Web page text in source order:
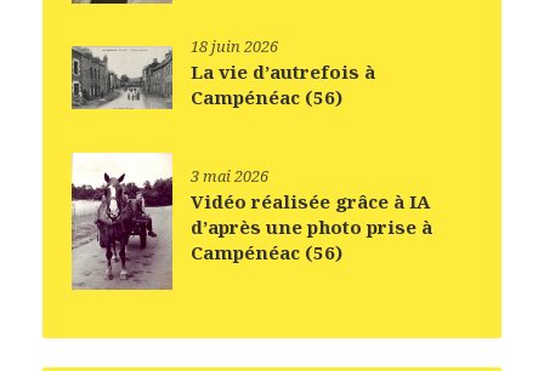
18 juin 2026
La vie d’autrefois à
Campénéac (56)
3 mai 2026
Vidéo réalisée grâce à IA
d’après une photo prise à
Campénéac (56)